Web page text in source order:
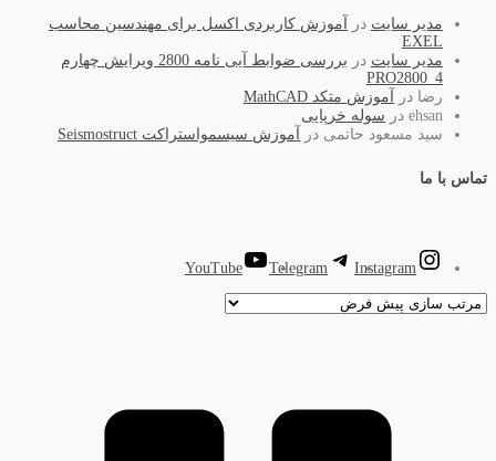
مدیر سایت در آموزش کاربردی اکسل برای مهندسین محاسب
EXEL
مدیر سایت در
بررسی ضوابط آیی نامه 2800 ویرایش چهارم
PRO2800_4
رضا در آموزش متکد MathCAD
ehsan در سوله خرپایی
سید مسعود حاتمی در آموزش سیسمواستراکت Seismostruct
تماس با ما
Instagram
Telegram
YouTube